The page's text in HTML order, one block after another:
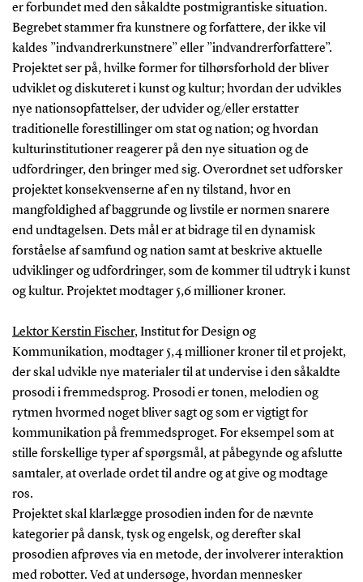
er forbundet med den såkaldte postmigrantiske situation.
Begrebet stammer fra kunstnere og forfattere, der ikke vil
kaldes ”indvandrerkunstnere” eller ”indvandrerforfattere”.
Projektet ser på, hvilke former for tilhørsforhold der bliver
udviklet og diskuteret i kunst og kultur; hvordan der udvikles
nye nationsopfattelser, der udvider og/eller erstatter
traditionelle forestillinger om stat og nation; og hvordan
kulturinstitutioner reagerer på den nye situation og de
udfordringer, den bringer med sig. Overordnet set udforsker
projektet konsekvenserne af en ny tilstand, hvor en
mangfoldighed af baggrunde og livstile er normen snarere
end undtagelsen. Dets mål er at bidrage til en dynamisk
forståelse af samfund og nation samt at beskrive aktuelle
udviklinger og udfordringer, som de kommer til udtryk i kunst
og kultur. Projektet modtager 5,6 millioner kroner.
Lektor Kerstin Fischer, Institut for Design og
Kommunikation, modtager 5,4 millioner kroner til et projekt,
der skal udvikle nye materialer til at undervise i den såkaldte
prosodi i fremmedsprog. Prosodi er tonen, melodien og
rytmen hvormed noget bliver sagt og som er vigtigt for
kommunikation på fremmedsproget. For eksempel som at
stille forskellige typer af spørgsmål, at påbegynde og afslutte
samtaler, at overlade ordet til andre og at give og modtage
ros.
Projektet skal klarlægge prosodien inden for de nævnte
kategorier på dansk, tysk og engelsk, og derefter skal
prosodien afprøves via en metode, der involverer interaktion
med robotter. Ved at undersøge, hvordan mennesker